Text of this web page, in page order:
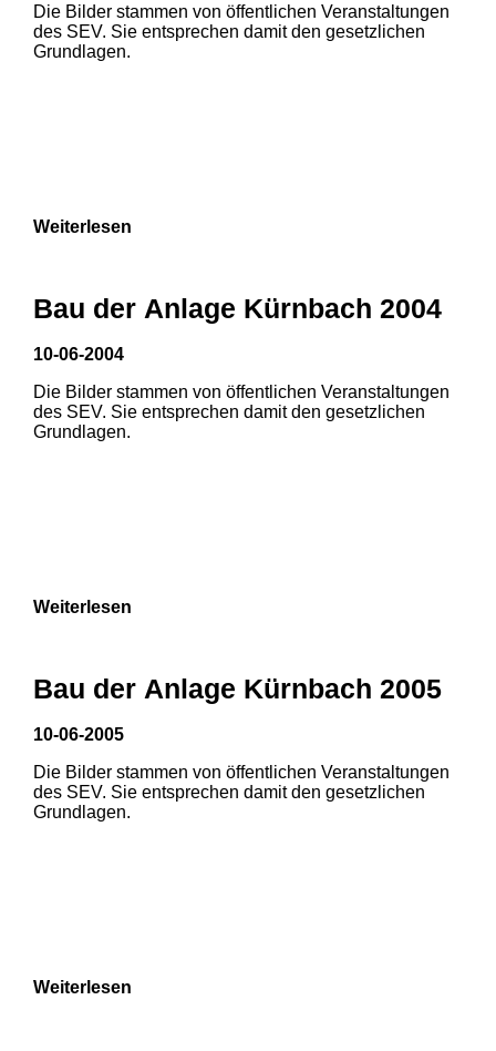
1 2 3
1 2
Die Bilder stammen von öffentlichen Veranstaltungen
des SEV. Sie entsprechen damit den gesetzlichen
Grundlagen.
Weiterlesen
Bau der Anlage Kürnbach 2004
10-06-2004
Die Bilder stammen von öffentlichen Veranstaltungen
des SEV. Sie entsprechen damit den gesetzlichen
Grundlagen.
Weiterlesen
Bau der Anlage Kürnbach 2005
10-06-2005
Die Bilder stammen von öffentlichen Veranstaltungen
des SEV. Sie entsprechen damit den gesetzlichen
Grundlagen.
Weiterlesen